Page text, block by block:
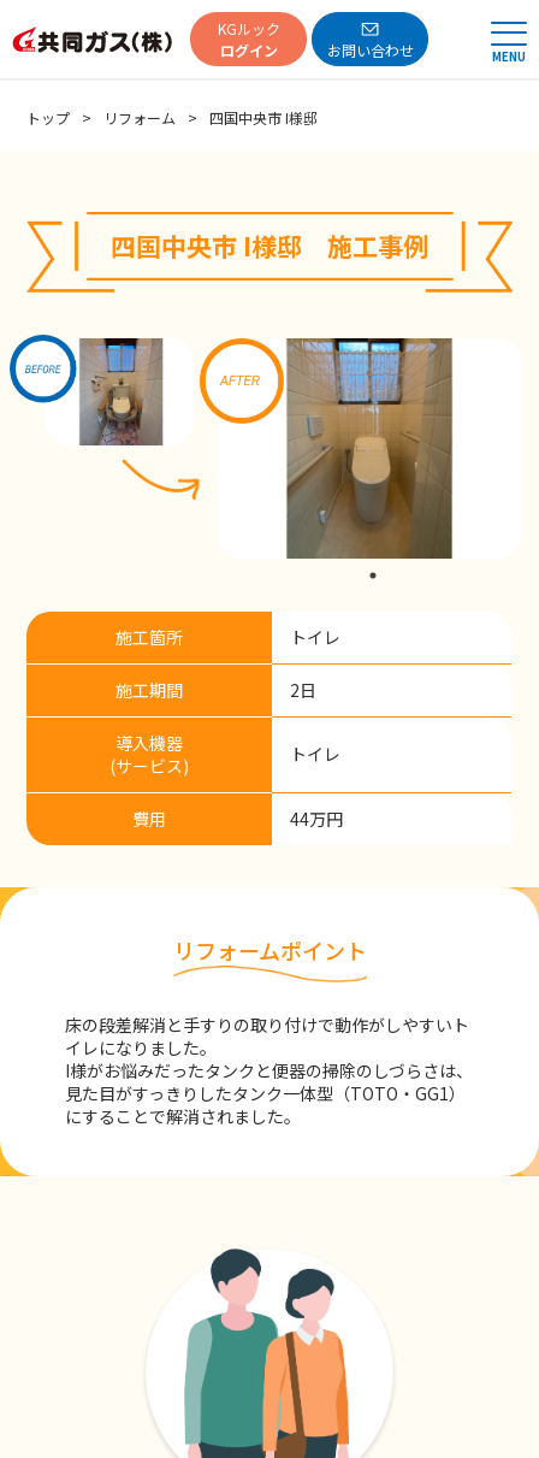
共同ガスKGルック
ログイン
お問い合わせ MENU
トップ リフォーム 四国中央市 I様邸
四国中央市 I様邸 施工事例
施工箇所 トイレ
施工期間 2日
導入機器
(サービス)
トイレ
費用 44万円
リフォームポイント
床の段差解消と手すりの取り付けで動作がしやすいト
イレになりました。
I様がお悩みだったタンクと便器の掃除のしづらさは、
見た目がすっきりしたタンク一体型（TOTO・GG1）
にすることで解消されました。